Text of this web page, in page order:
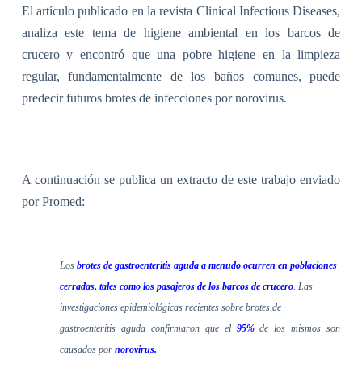
El artículo publicado en la revista Clinical Infectious Diseases,
analiza este tema de higiene ambiental en los barcos de
crucero y encontró que una pobre higiene en la limpieza
regular, fundamentalmente de los baños comunes, puede
predecir futuros brotes de infecciones por norovirus.
A continuación se publica un extracto de este trabajo enviado
por Promed:
Losbrotes de gastroenteritis aguda a menudo ocurren en poblaciones
cerradas, tales como los pasajeros de los barcos de crucero. Las
investigaciones epidemiológicas recientes sobre brotes de
gastroenteritis aguda confirmaron que el 95%de los mismos son
causados pornorovirus.